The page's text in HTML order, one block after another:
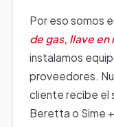
Por eso somos
de gas, llave en
instalamos
proveedores.
cliente recibe el
Beretta o Sime